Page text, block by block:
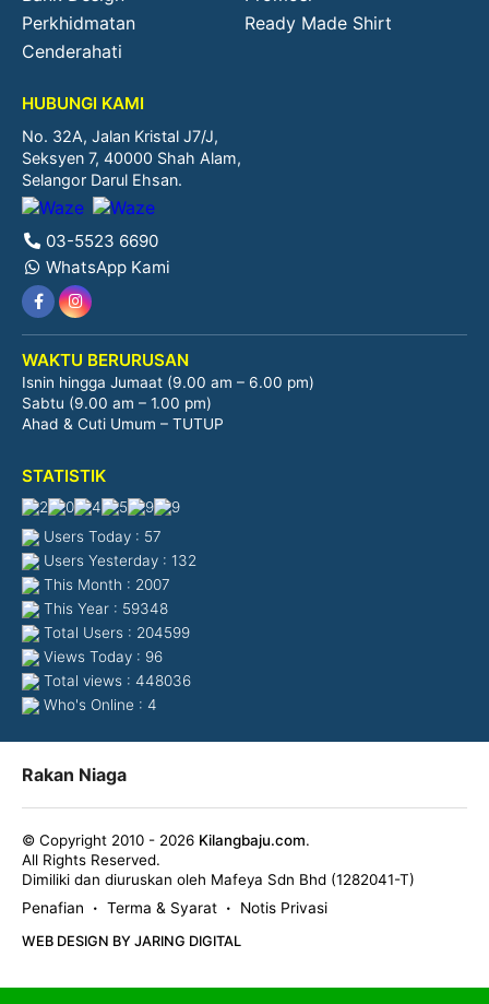
Perkhidmatan
Ready Made Shirt
Cenderahati
HUBUNGI KAMI
No. 32A, Jalan Kristal J7/J,
Seksyen 7, 40000 Shah Alam,
Selangor Darul Ehsan.
03-5523 6690
WhatsApp Kami
WAKTU BERURUSAN
Isnin hingga Jumaat (9.00 am – 6.00 pm)
Sabtu (9.00 am – 1.00 pm)
Ahad & Cuti Umum – TUTUP
STATISTIK
Users Today : 57
Users Yesterday : 132
This Month : 2007
This Year : 59348
Total Users : 204599
Views Today : 96
Total views : 448036
Who's Online : 4
Rakan Niaga
© Copyright 2010 - 2026 Kilangbaju.com.
All Rights Reserved.
Dimiliki dan diuruskan oleh Mafeya Sdn Bhd (1282041-T)
Penafian
• Terma & Syarat • Notis Privasi
WEB DESIGN BY JARING DIGITAL